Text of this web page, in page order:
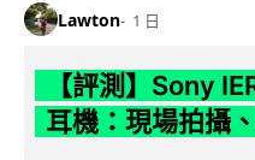
Lawton 1 日
【評測】Sony
耳機：現場拍攝